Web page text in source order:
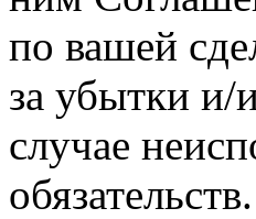
по вашей
за убытки и/
случае